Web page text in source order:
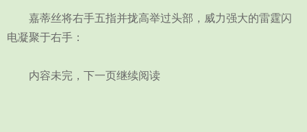
嘉蒂丝将右手五指并拢高举过头部，威力强大的雷霆闪
电凝聚于右手：
内容未完，下一页继续阅读